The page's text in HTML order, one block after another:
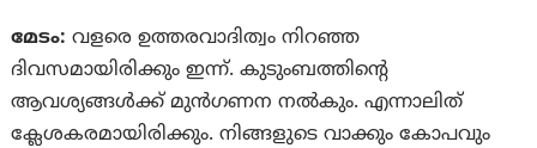
മേടം:വളരെ ഉത്തരവാദിത്വം നിറഞ്ഞ
ദിവസമായിരിക്കും ഇന്ന്. കുടുംബത്തിന്‍റെ
ആവശ്യങ്ങള്‍ക്ക് മുന്‍ഗണന നല്‍കും. എന്നാലിത്
ക്ലേശകരമായിരിക്കും. നിങ്ങളുടെ വാക്കും കോപവും